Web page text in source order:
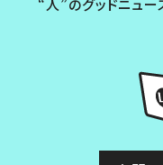
“人”のグッドニュー